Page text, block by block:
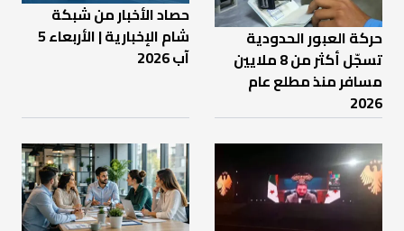
حركة العبور الحدودية
تسجّل أكثر من 8 ملايين
مسافر منذ مطلع عام
2026
حصاد الأخبار من شبكة
شام الإخبارية | الأربعاء 5
آب 2026